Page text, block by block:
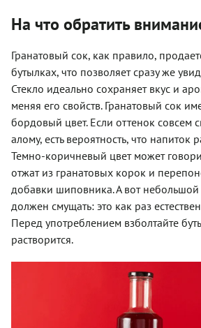
На что обратить
Гранатовый сок, как правило,
бутылках, что позволяет сразу же
Стекло идеально сохраняет вкус и
меняя его свойств. Гранатовый сок
бордовый цвет. Если оттенок совсем
алому, есть вероятность, что напиток
Темно-коричневый цвет может
отжат из гранатовых корок и
добавки шиповника. А вот
должен смущать: это как раз
Перед употреблением взболтайте
растворится.